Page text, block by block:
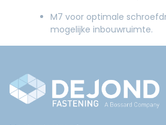
M7 voor optimale
mogelijke inbouwruimte.